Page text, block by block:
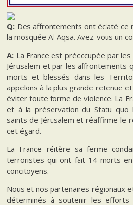
Q: Des affrontements ont éclaté ce
la mosquée Al-Aqsa. Avez-vous un
A: La France est préoccupée par
Jérusalem et par les affrontements
morts et blessés dans les
appelons à la plus grande retenue
éviter toute forme de violence. La
et à la préservation du Statu quo
saints de Jérusalem et réaffirme le
cet égard.
La France réitère sa ferme
terroristes qui ont fait 14 morts
concitoyens.
Nous et nos partenaires régionaux
déterminés à soutenir les efforts